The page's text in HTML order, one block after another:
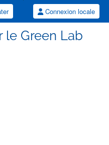
Connexion locale
Green Lab